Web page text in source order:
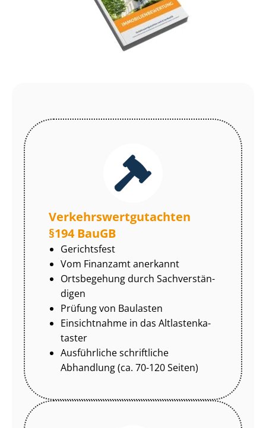
Ver­kehrs­wert­gut­ach­ten
§194 BauGB
Gerichtsfest
Vom Finanzamt anerkannt
Ortsbegehung durch Sach­ver­stän­
di­gen
Prüfung von Baulasten
Einsichtnahme in das Alt­las­ten­ka­
tas­ter
Ausführliche schriftliche
Abhandlung (ca. 70-120 Seiten)